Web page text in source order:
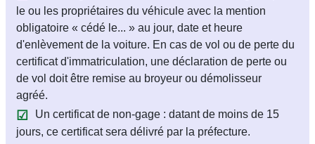
le ou les propriétaires du véhicule avec la mention
obligatoire « cédé le... » au jour, date et heure
d'enlèvement de la voiture. En cas de vol ou de perte du
certificat d'immatriculation, une déclaration de perte ou
de vol doit être remise au broyeur ou démolisseur
agréé.
Un certificat de non-gage : datant de moins de 15
jours, ce certificat sera délivré par la préfecture.